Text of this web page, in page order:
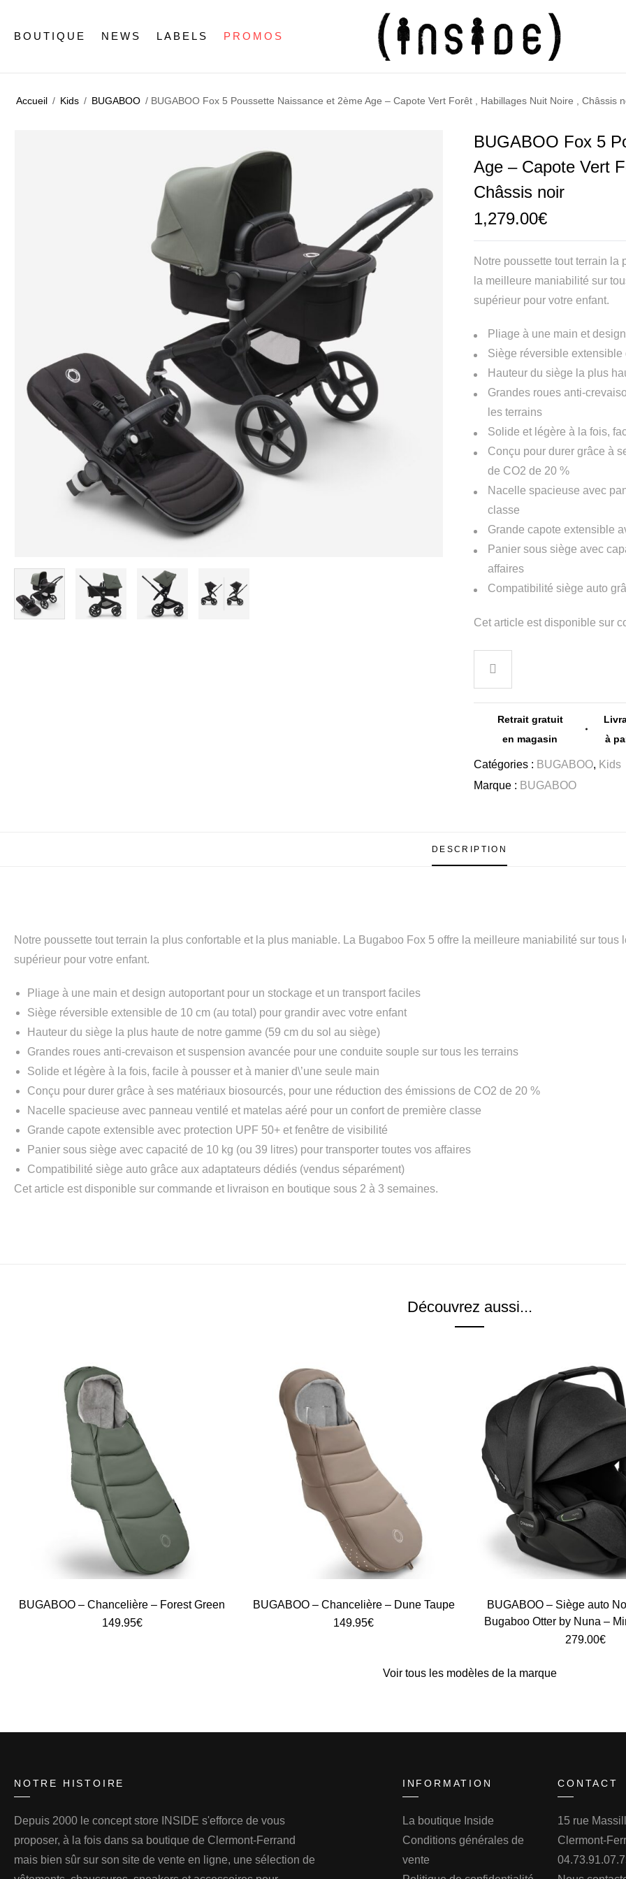
BOUTIQUE NEWS LABELS PROMOS
Accueil / Kids / BUGABOO / BUGABOO Fox 5 Poussette Naissance et 2ème Age – Capote Vert Forêt , Habillages Nuit Noire , Châssis
BUGABOO Fox 5
Age – Capote Vert
Châssis noir
1,279.00€
Notre poussette tout terrain la
la meilleure maniabilité sur
supérieur pour votre enfant.
Pliage à une main et
Siège réversible extensible
Hauteur du siège la plus
Grandes roues anti-
les terrains
Solide et légère à la fois,
Conçu pour durer grâce à
de CO2 de 20 %
Nacelle spacieuse avec
classe
Grande capote extensible
Panier sous siège avec
affaires
Compatibilité siège auto
Cet article est disponible sur
Retrait gratuit
en magasin
à
Catégories : BUGABOO, Kids
Marque : BUGABOO
DESCRIPTION
Notre poussette tout terrain la plus confortable et la plus maniable. La Bugaboo Fox 5 offre la meilleure maniabilité sur
supérieur pour votre enfant.
Pliage à une main et design autoportant pour un stockage et un transport faciles
Siège réversible extensible de 10 cm (au total) pour grandir avec votre enfant
Hauteur du siège la plus haute de notre gamme (59 cm du sol au siège)
Grandes roues anti-crevaison et suspension avancée pour une conduite souple sur tous les terrains
Solide et légère à la fois, facile à pousser et à manier d\’une seule main
Conçu pour durer grâce à ses matériaux biosourcés, pour une réduction des émissions de CO2 de 20 %
Nacelle spacieuse avec panneau ventilé et matelas aéré pour un confort de première classe
Grande capote extensible avec protection UPF 50+ et fenêtre de visibilité
Panier sous siège avec capacité de 10 kg (ou 39 litres) pour transporter toutes vos affaires
Compatibilité siège auto grâce aux adaptateurs dédiés (vendus séparément)
Cet article est disponible sur commande et livraison en boutique sous 2 à 3 semaines.
Découvrez aussi...
BUGABOO – Chancelière – Forest Green
149.95€
BUGABOO – Chancelière – Dune Taupe
149.95€
BUGABOO – Siège auto
Bugaboo Otter by Nuna –
279.00€
Voir tous les modèles de la marque
NOTRE HISTOIRE
Depuis 2000 le concept store INSIDE s'efforce de vous
proposer, à la fois dans sa boutique de Clermont-Ferrand
mais bien sûr sur son site de vente en ligne, une sélection de
INFORMATION
La boutique Inside
Conditions générales de
vente
CONTACT
15 rue
Clermont-